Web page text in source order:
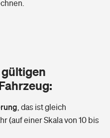
finden
das ist gleich
(auf einer Skala von 10 bis